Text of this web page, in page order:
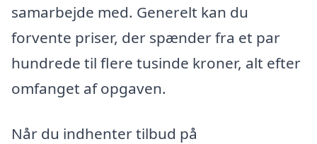
samarbejde med. Generelt kan du
forvente priser, der spænder fra et par
hundrede til flere tusinde kroner, alt efter
omfanget af opgaven.
Når du indhenter tilbud på